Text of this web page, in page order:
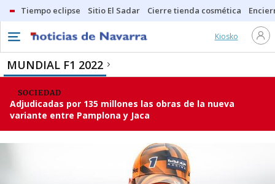
Tiempo eclipse Sitio El Sadar Cierre tienda cosmética
Kiosko
MUNDIAL F1 2022
SOCIEDAD
Adjudicadas por 135 millones las obras de la nueva
variante entre Pamplona y Jaca